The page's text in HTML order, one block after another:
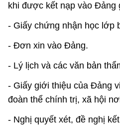
khi được kết nạp vào Đảng
- Giấy chứng nhận học lớp
- Đơn xin vào Đảng.
- Lý lịch và các văn bản
- Giấy giới thiệu của Đảng
đoàn thể chính trị, xã hội
- Nghị quyết xét, đề nghị